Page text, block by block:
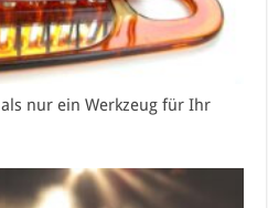
nur ein Werkzeug für Ihr